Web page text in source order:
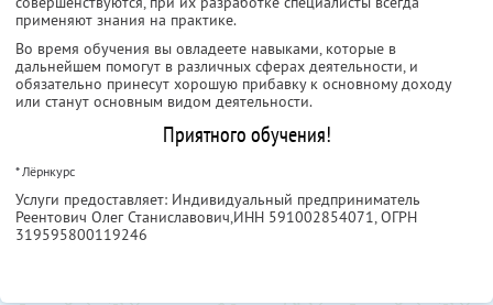
применяют знания на практике.
Во время обучения вы овладеете навыками, которые в
дальнейшем помогут в различных сферах деятельности, и
обязательно принесут хорошую прибавку к основному доходу
или станут основным видом деятельности.
Приятного обучения!
* Лёрнкурс
Услуги предоставляет: Индивидуальный предприниматель
Реентович Олег Станиславович,ИНН 591002854071, ОГРН
319595800119246